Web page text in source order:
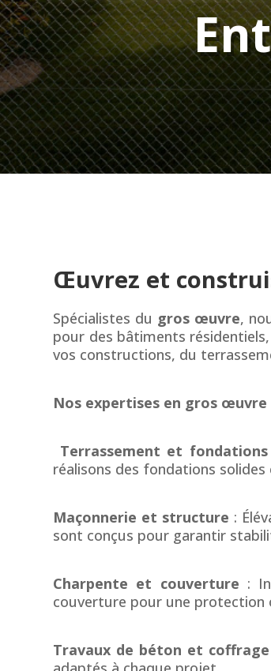
Œuvrez et
Spécialistes du gros œuvre,
pour des bâtiments
vos constructions, du
Nos expertises en gros œuvre
Terrassement et fondations
réalisons des fondations solides
Maçonnerie et structure :
sont conçus pour garantir
Charpente et couverture :
couverture pour une protection
Travaux de béton et coffrage